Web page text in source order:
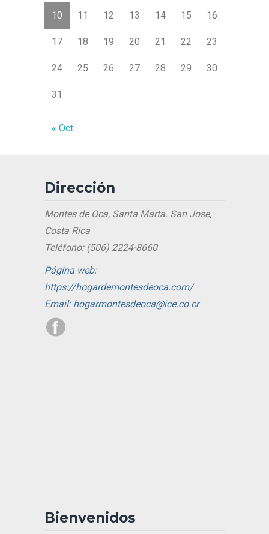
10 11 12 13 14 15 16
17 18 19 20 21 22 23
24 25 26 27 28 29 30
31
« Oct
Dirección
Montes de Oca, Santa Marta. San Jose,
Costa Rica
Teléfono: (506) 2224-8660
Página web:
https://hogardemontesdeoca.com/
Email: hogarmontesdeoca@ice.co.cr
Bienvenidos